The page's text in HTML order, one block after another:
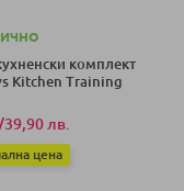
комплект
Kitchen Training
/39,90 лв.
цена